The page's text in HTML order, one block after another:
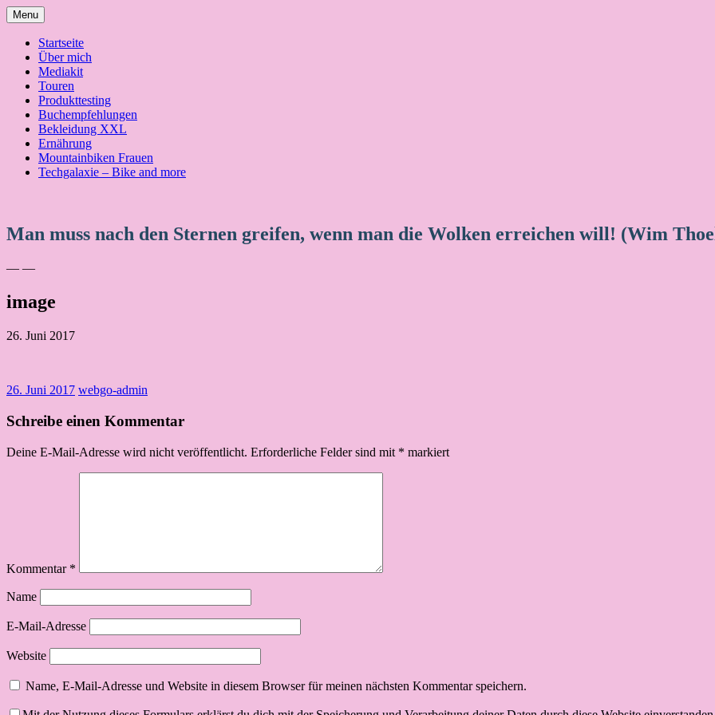
Skip
to
content
Menu
Startseite
Über mich
Mediakit
Touren
Produkttesting
Buchempfehlungen
Bekleidung XXL
Ernährung
Mountainbiken Frauen
Techgalaxie – Bike and more
Man muss nach den Sternen greifen, wenn man die Wolken erreichen will! (Wim
— —
image
26. Juni 2017
26. Juni 2017 webgo-admin
Schreibe einen Kommentar
Deine E-Mail-Adresse wird nicht veröffentlicht. Erforderliche Felder sind mit * markiert
Kommentar *
Name
E-Mail-Adresse
Website
Name, E-Mail-Adresse und Website in diesem Browser für meinen nächsten Kommentar speichern.